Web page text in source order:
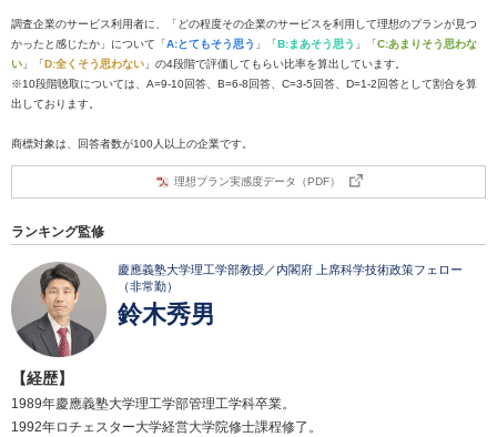
調査企業のサービス利用者に、「どの程度その企業のサービスを利用して理想のプランが見つ
かったと感じたか」について「A:とてもそう思う 」「B:まあそう思う 」「C:あまりそう思わな
い 」「D:全くそう思わない 」の4段階で評価してもらい比率を算出しています。
※10段階聴取については、A=9-10回答、B=6-8回答、C=3-5回答、D=1-2回答として割合を算
出しております。
商標対象は、回答者数が100人以上の企業です。
理想プラン実感度データ（PDF）
ランキング監修
慶應義塾大学理工学部教授／内閣府 上席科学技術政策フェロー
（非常勤）
鈴木秀男
【経歴】
1989年慶應義塾大学理工学部管理工学科卒業。
1992年ロチェスター大学経営大学院修士課程修了。